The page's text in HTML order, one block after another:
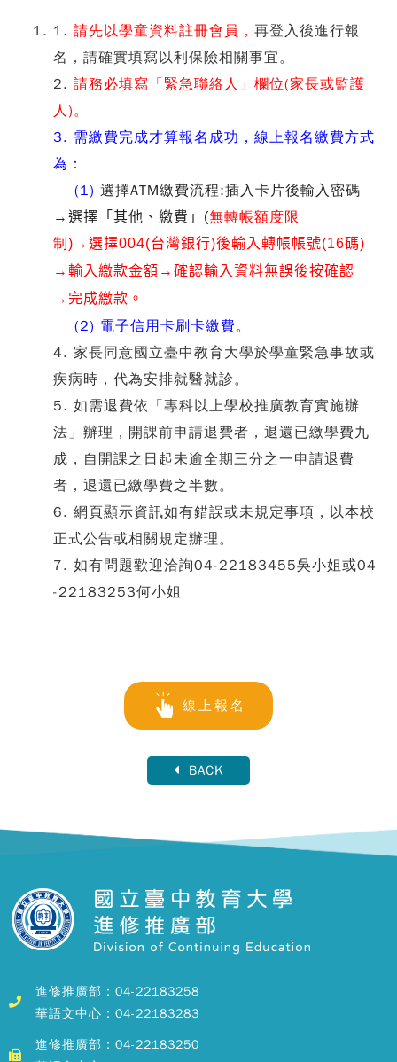
1. 請先以學童資料註冊會員， 再登入後進行報
名，請確實填寫以利保險相關事宜。
2. 請務必填寫 「 緊急聯絡人 」 欄位(家長或監護
人)。
3. 需繳費完成才算報名成功，線上報名繳費方式
為：
(1) 選擇ATM繳費流程:插入卡片後輸入密碼
→選擇 「其他、繳費」(無轉帳額度限
制) →選擇004(台灣銀行)後輸入轉帳帳號(16碼)
→輸入繳款金額 →確認輸入資料無誤後按確認
→完成繳款。
(2) 電子信用卡刷卡繳費。
4. 家長同意國立臺中教育大學於學童緊急事故或
疾病時，代為安排就醫就診。
5. 如需退費依「專科以上學校推廣教育實施辦
法」辦理，開課前申請退費者，退還已繳學費九
成，自開課之日起未逾全期三分之一申請退費
者，退還已繳學費之半數。
6. 網頁顯示資訊如有錯誤或未規定事項，以本校
正式公告或相關規定辦理。
7. 如有問題歡迎洽詢04-22183455吳小姐或04
-22183253何小姐
線上報名
BACK
進修推廣部：04-22183258
華語文中心：04-22183283
進修推廣部：04-22183250